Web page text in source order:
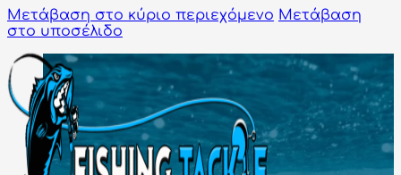
Μετάβαση στο κύριο περιεχόμενο Μετάβαση
στο υποσέλιδο